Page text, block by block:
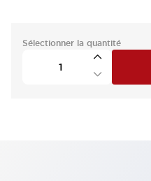
Sélectionner la quantité